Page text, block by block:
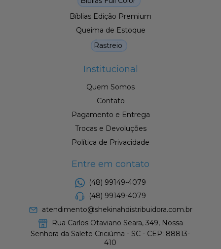
Bíblias Edição Premium
Queima de Estoque
Rastreio
Institucional
Quem Somos
Contato
Pagamento e Entrega
Trocas e Devoluções
Política de Privacidade
Entre em contato
(48) 99149-4079
(48) 99149-4079
atendimento@shekinahdistribuidora.com.br
Rua Carlos Otaviano Seara, 349, Nossa
Senhora da Salete Criciúma - SC - CEP: 88813-
410